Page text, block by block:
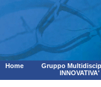
Home
Gruppo
INNOVATIVA'